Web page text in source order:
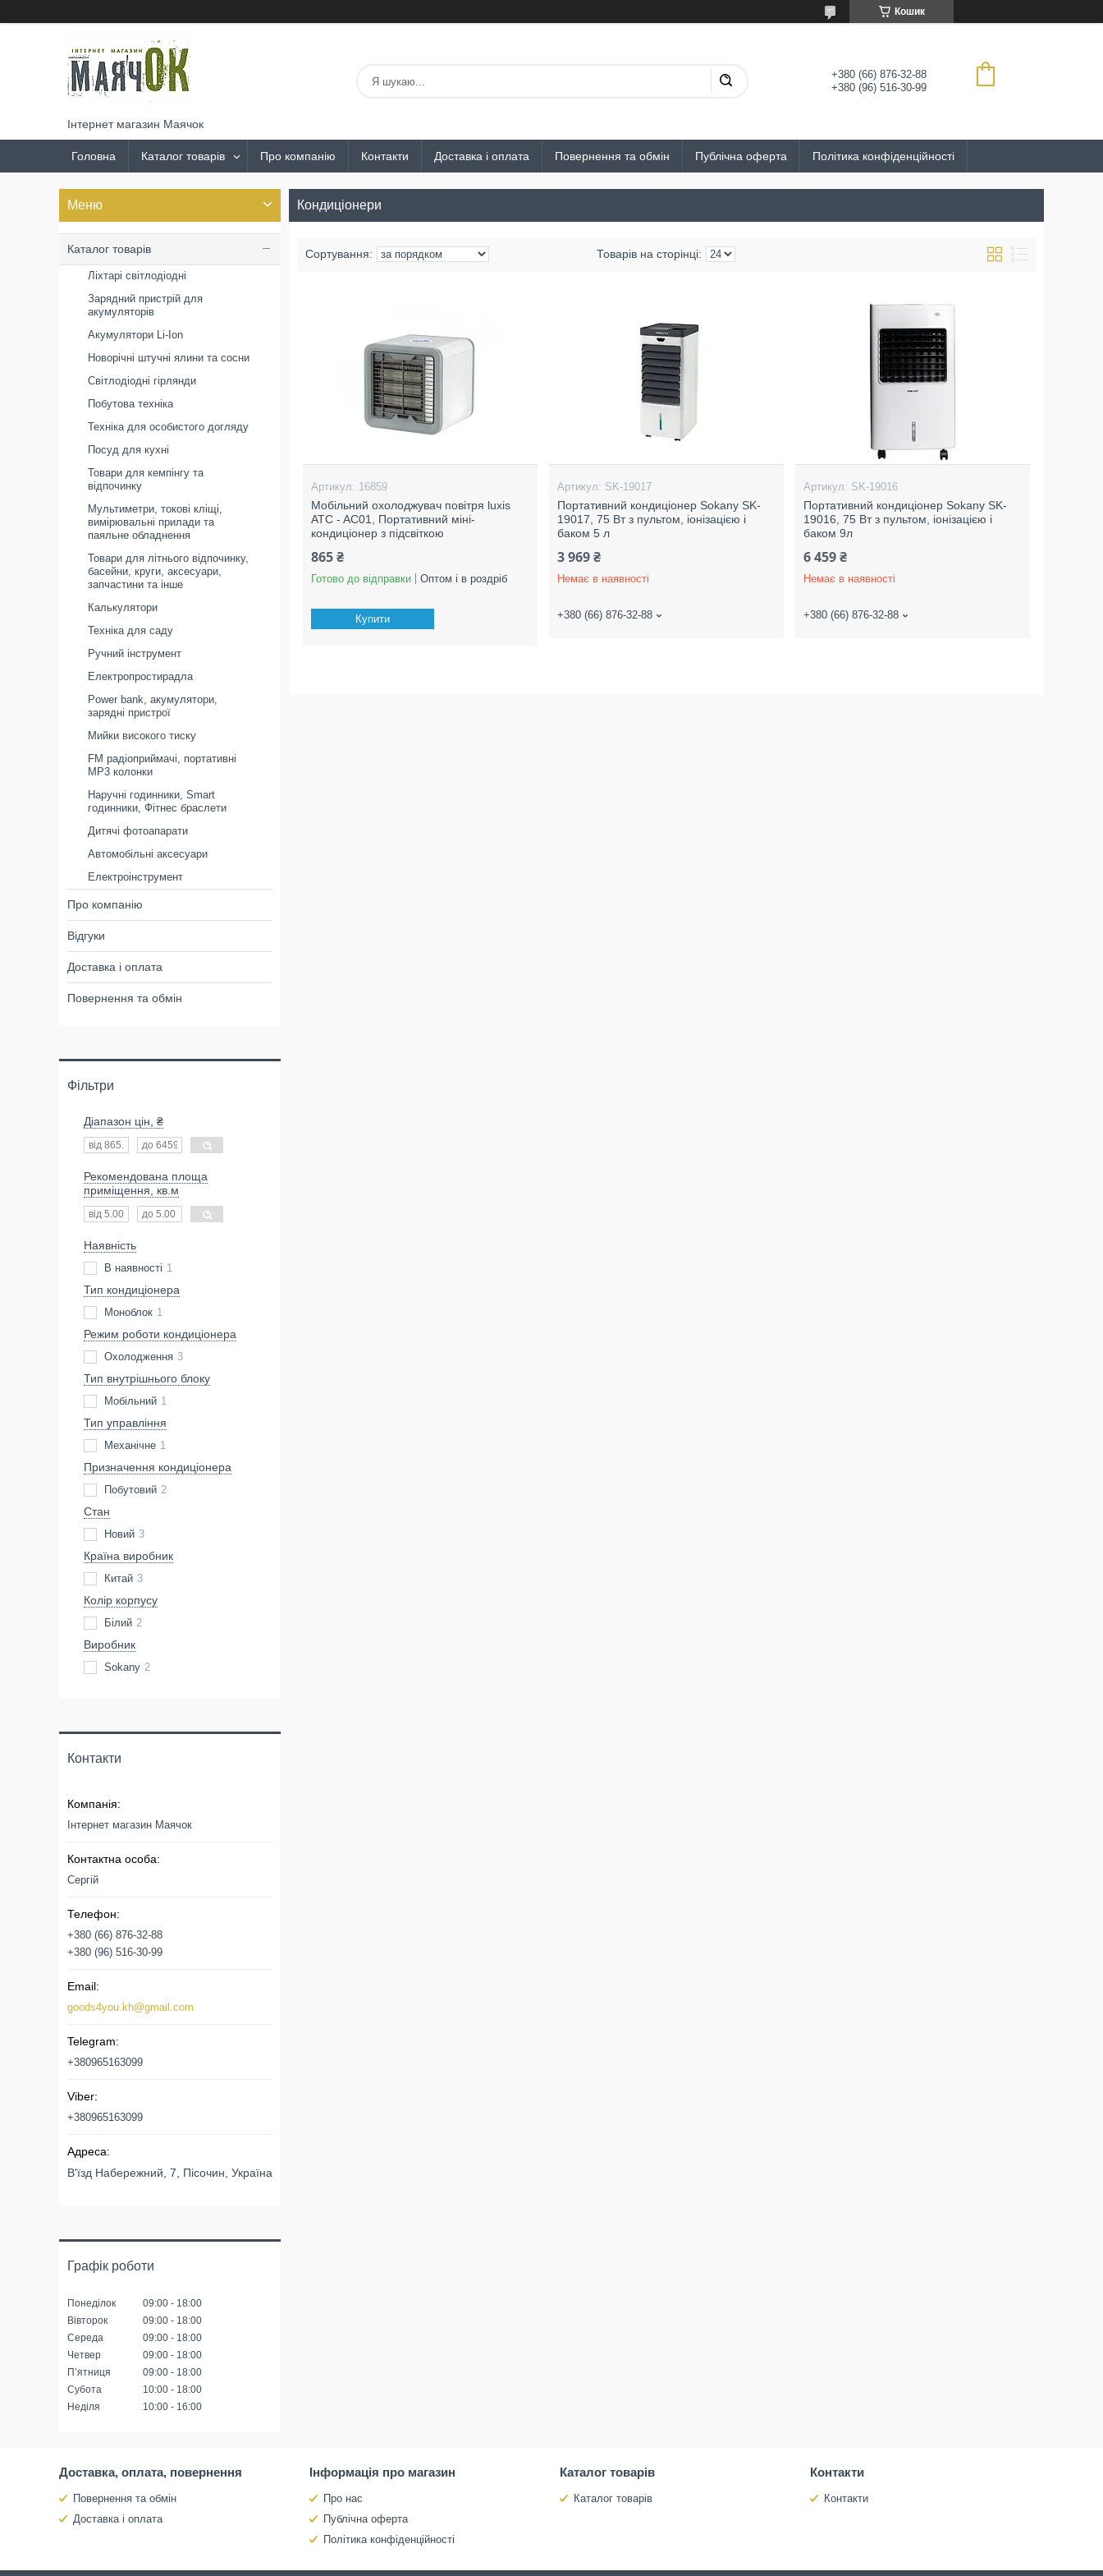
Кошик
Інтернет магазин Маячок
+380 (66) 876-32-88
+380 (96) 516-30-99
Головна Каталог товарів Про компанію Контакти Доставка і оплата Повернення та обмін Публічна оферта Політика конфіденційності
Кондиціонери
16859
Мобільний охолоджувач повітря luxis
ATC - AC01, Портативний міні-
кондиціонер з підсвіткою
865 ₴
Готово до відправки Оптом і в роздріб
Купити
SK-19017
Портативний кондиціонер Sokany SK-
19017, 75 Вт з пультом, іонізацією і
баком 5 л
3 969 ₴
Немає в наявності
+380 (66) 876-32-88
SK-19016
Портативний кондиціонер Sokany SK-
19016, 75 Вт з пультом, іонізацією і
баком 9л
6 459 ₴
Немає в наявності
+380 (66) 876-32-88
Каталог товарів
Ліхтарі світлодіодні
Зарядний пристрій для
акумуляторів
Акумулятори Li-Ion
Новорічні штучні ялини та сосни
Світлодіодні гірлянди
Побутова техніка
Техніка для особистого догляду
Посуд для кухні
Товари для кемпінгу та
відпочинку
Мультиметри, токові кліщі,
вимірювальні прилади та
паяльне обладнення
Товари для літнього відпочинку,
басейни, круги, аксесуари,
запчастини та інше
Калькулятори
Техніка для саду
Ручний інструмент
Електропростирадла
Power bank, акумулятори,
зарядні пристрої
Мийки високого тиску
FM радіоприймачі, портативні
MP3 колонки
Наручні годинники, Smart
годинники, Фітнес браслети
Дитячі фотоапарати
Автомобільні аксесуари
Електроінструмент
Про компанію
Відгуки
Доставка і оплата
Повернення та обмін
Фільтри
Діапазон цін, ₴
Рекомендована площа
приміщення, кв.м
Наявність
В наявності 1
Тип кондиціонера
Моноблок 1
Режим роботи кондиціонера
Охолодження 3
Тип внутрішнього блоку
Мобільний 1
Тип управління
Механічне 1
Призначення кондиціонера
Побутовий 2
Стан
Новий 3
Країна виробник
Китай 3
Колір корпусу
Білий 2
Виробник
Sokany 2
Контакти
Інтернет магазин Маячок
Сергій
+380 (66) 876-32-88
+380 (96) 516-30-99
goods4you.kh@gmail.com
+380965163099
+380965163099
В'їзд Набережний, 7, Пісочин, Україна
Графік роботи
Понеділок 09:00
18:00
Вівторок
09:00
18:00
Середа
09:00
18:00
Четвер
09:00
18:00
Пʼятниця
09:00
18:00
Субота
10:00
18:00
Неділя
10:00 16:00
Доставка, оплата, повернення
Повернення та обмін
Доставка і оплата
Інформація про магазин
Про нас
Публічна оферта
Політика конфіденційності
Каталог товарів
Каталог товарів
Контакти
Контакти